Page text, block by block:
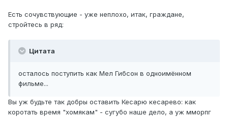
Есть сочувствующие - уже неплохо, итак, граждане,
стройтесь в ряд:
Цитата
осталось поступить как Мел Гибсон в одноимённом
фильме...
Вы уж будьте так добры оставить Кесарю кесарево: как
коротать время "хомякам" - сугубо наше дело, а уж мморпг